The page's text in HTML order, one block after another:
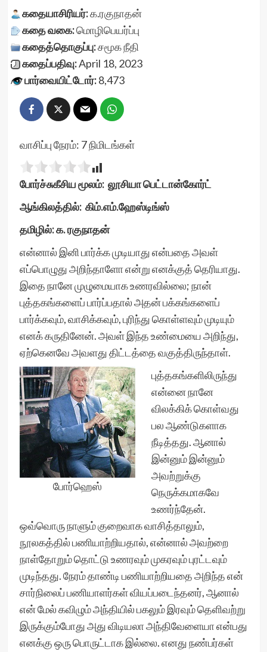
கதையாசிரியர்:க.ரகுநாதன்
கதை வகை:மொழிபெயர்ப்பு
கதைத்தொகுப்பு:சமூக நீதி
கதைப்பதிவு:April 18, 2023
பார்வையிட்டோர்:8,473
வாசிப்பு நேரம்: 7நிமிடங்கள்
போர்ச்சுகீசிய மூலம்: லூசியா பெட்டான்கோர்ட்
ஆங்கிலத்தில்: கிம்.எம்.ஹேஸ்டிங்ஸ்
தமிழில்: க. ரகுநாதன்
என்னால் இனி பார்க்க முடியாது என்பதை அவள்
எப்பொழுது அறிந்தாளோ என்று எனக்குத் தெரியாது.
இதை நானே முழுமையாக உணரவில்லை; நான்
புத்தகங்களைப் பார்ப்பதால் அதன் பக்கங்களைப்
பார்க்கவும், வாசிக்கவும், புரிந்து கொள்ளவும் முடியும்
எனக் கருதினேன். அவள் இந்த உண்மையை அறிந்து,
ஏற்கெனவே அவளது திட்டத்தை வகுத்திருந்தாள்.
போர்ஹெஸ்
புத்தகங்களிலிருந்து
என்னை நானே
விலக்கிக் கொள்வது
பல ஆண்டுகளாக
நீடித்தது. ஆனால்
இன்னும் இன்னும்
அவற்றுக்கு
நெருக்கமாகவே
உணர்ந்தேன்.
ஒவ்வொரு நாளும் குறைவாக வாசித்தாலும்,
நூலகத்தில் பணியாற்றியதால், என்னால் அவற்றை
நாள்தோறும் தொட்டு உணரவும் முகரவும் புரட்டவும்
முடிந்தது. நேரம் தாண்டி பணியாற்றியதை அறிந்த என்
சார்நிலைப் பணியாளர்கள் வியப்படைந்தனர், ஆனால்
என் மேல் கவிழும் அந்தியில் பகலும் இரவும் தெளிவற்று
இருக்கும்போது அது விடியலா அந்திவேளையா என்பது
எனக்கு ஒரு பொருட்டாக இல்லை. எனது நண்பர்கள்